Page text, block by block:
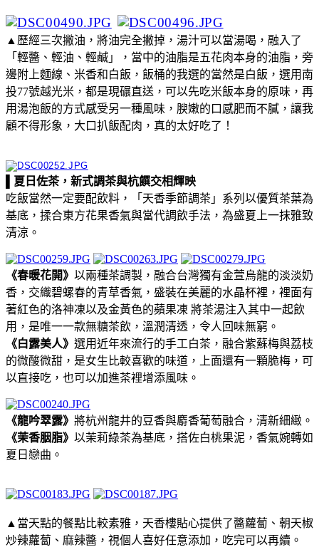
▲歷經三次撇油，將油完全撇掉，湯汁可以當湯喝，融入了
「輕醬、輕油、輕鹹」，當中的油脂是五花肉本身的油脂，旁
邊附上麵線、米香和白飯，飯桶的我選的當然是白飯，選用南
投77號越光米，都是現碾直送，可以先吃米飯本身的原味，再
用湯泡飯的方式感受另一種風味，腴嫩的口感肥而不膩，讓我
顧不得形象，大口扒飯配肉，真的太好吃了！
▌夏日佐茶，新式調茶與杭饌交相輝映
吃飯當然一定要配飲料，「天香季節調茶」系列以優質茶葉為
基底，揉合東方花果香氣與當代調飲手法，為盛夏上一抹雅致
清涼。
《春暖花開》 以兩種茶調製，融合台灣獨有金萱烏龍的淡淡奶
香，交織碧螺春的青草香氣，盛裝在美麗的水晶杯裡，裡面有
著紅色的洛神凍以及金黃色的蘋果凍 將茶湯注入其中一起飲
用，是唯一一款無糖茶飲，溫潤清透，令人回味無窮。
《白露美人》 選用近年來流行的手工白茶，融合紫蘇梅與荔枝
的微酸微甜，是女生比較喜歡的味道，上面還有一顆脆梅，可
以直接吃，也可以加進茶裡增添風味。
《龍吟翠露》 將杭州龍井的豆香與麝香葡萄融合，清新細緻。
《茉香胭脂》 以茉莉綠茶為基底，搭佐白桃果泥，香氣婉轉如
夏日戀曲。
▲當天點的餐點比較素雅，天香樓貼心提供了醬蘿蔔、朝天椒
炒辣蘿蔔、麻辣醬，視個人喜好任意添加，吃完可以再續。